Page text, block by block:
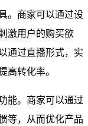
。商家可以通过设
激用户的购买欲
通过直播形式，实
高转化率。
能。商家可以通过
等，从而优化产品